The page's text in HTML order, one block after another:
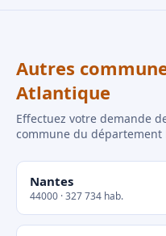
Autres
Atlantique
Effectuez votre demande
commune du département
Nantes
44000 · 327 734 hab.